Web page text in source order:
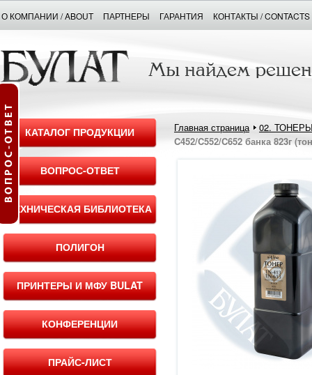
О КОМПАНИИ / ABOUT ПАРТНЕРЫ ГАРАНТИЯ КОНТАКТЫ / CONTACTS
КАТАЛОГ ПРОДУКЦИИ
ВОПРОС-ОТВЕТ
ТЕХНИЧЕСКАЯ БИБЛИОТЕКА
ПОЛИГОН
ПРИНТЕРЫ И МФУ BULAT
КОНФЕРЕНЦИИ
ПРАЙС-ЛИСТ
Главная страница
02.
C452/C552/C652 банка 823г